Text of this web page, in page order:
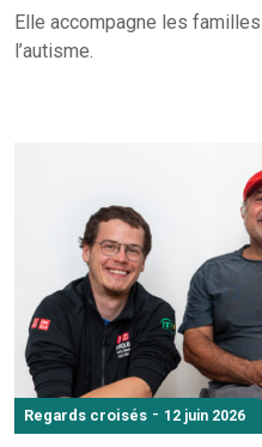
Elle accompagne les
l’autisme.
Regards croisés - 12 juin 2026